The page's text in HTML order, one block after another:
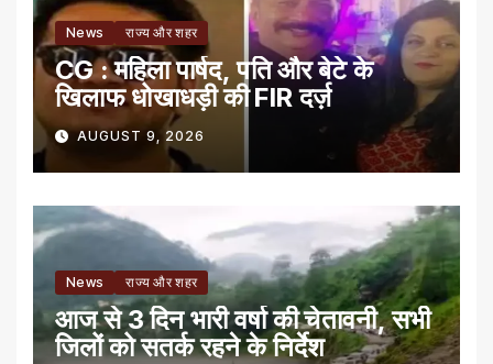
News राज्य और शहर
CG : महिला पार्षद, पति और बेटे के
खिलाफ धोखाधड़ी की FIR दर्ज़
AUGUST 9, 2026
News राज्य और शहर
आज से 3 दिन भारी वर्षा की चेतावनी, सभी
जिलों को सतर्क रहने के निर्देश